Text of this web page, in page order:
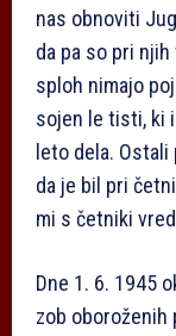
nas obnoviti
da pa so pri
sploh nimajo
sojen le tisti, ki
leto dela.
da je bil pri
mi s četniki
Dne 1. 6. 1945
zob oboroženih